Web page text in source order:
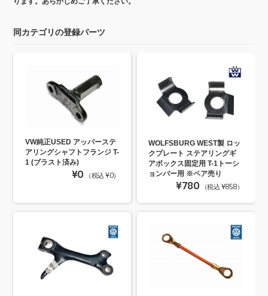
同カテゴリの登録パーツ
VW純正USED アッパーステ
アリングシャフトフランジ T-
1 (ブラスト済み)
¥0 （税込 ¥0）
WOLFSBURG WEST製 ロッ
クプレート ステアリングギ
アボックス固定用 T-1トーシ
ョンバー用 ※ペア売り
¥780 （税込 ¥858）